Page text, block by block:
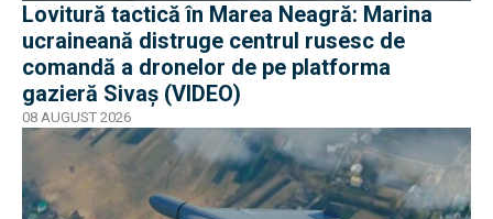
Lovitură tactică în Marea Neagră: Marina
ucraineană distruge centrul rusesc de
comandă a dronelor de pe platforma
gazieră Sivaș (VIDEO)
08 AUGUST 2026